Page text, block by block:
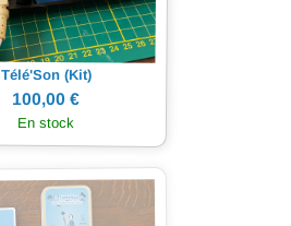
Télé'Son (Kit)
100,00 €
En stock